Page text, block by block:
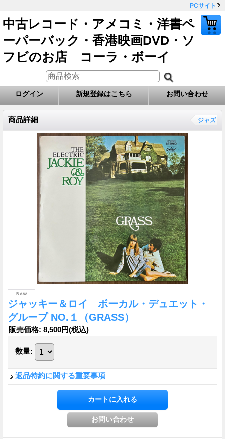
PCサイト
中古レコード・アメコミ・洋書ペ
ーパーバック・香港映画DVD・ソ
フビのお店 コーラ・ボーイ
ログイン 新規登録はこちら お問い合わせ
商品詳細 ジャズ
ジャッキー＆ロイ ボーカル・デュエット・
グループ NO.１（GRASS）
販売価格: 8,500円(税込)
数量:
返品特約に関する重要事項